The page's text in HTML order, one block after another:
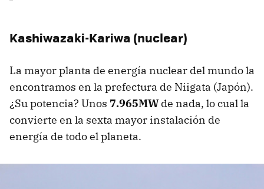
Kashiwazaki-Kariwa (nuclear)
La mayor planta de energía nuclear del mundo la
encontramos en la prefectura de Niigata (Japón).
¿Su potencia? Unos 7.965MWde nada, lo cual la
convierte en la sexta mayor instalación de
energía de todo el planeta.